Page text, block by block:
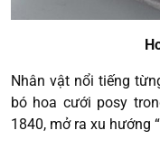
Nhân vật nổi tiếng
bó hoa cưới posy
1840, mở ra xu hướng